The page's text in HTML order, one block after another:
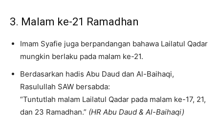
3. Malam ke-21 Ramadhan
Imam Syafie juga berpandangan bahawa Lailatul Qadar
mungkin berlaku pada malam ke-21.
Berdasarkan hadis Abu Daud dan Al-Baihaqi,
Rasulullah SAW bersabda:
“Tuntutlah malam Lailatul Qadar pada malam ke-17, 21,
dan 23 Ramadhan.” (HR Abu Daud & Al-Baihaqi)